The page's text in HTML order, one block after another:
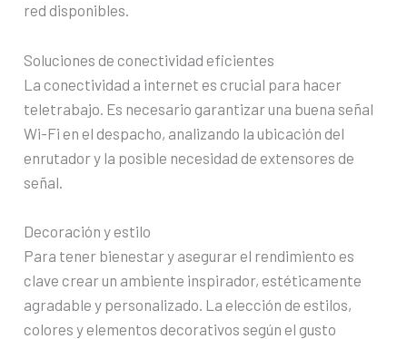
red disponibles.
Soluciones de conectividad eficientes
La conectividad a internet es crucial para hacer
teletrabajo. Es necesario garantizar una buena señal
Wi-Fi en el despacho, analizando la ubicación del
enrutador y la posible necesidad de extensores de
señal.
Decoración y estilo
Para tener bienestar y asegurar el rendimiento es
clave crear un ambiente inspirador, estéticamente
agradable y personalizado. La elección de estilos,
colores y elementos decorativos según el gusto